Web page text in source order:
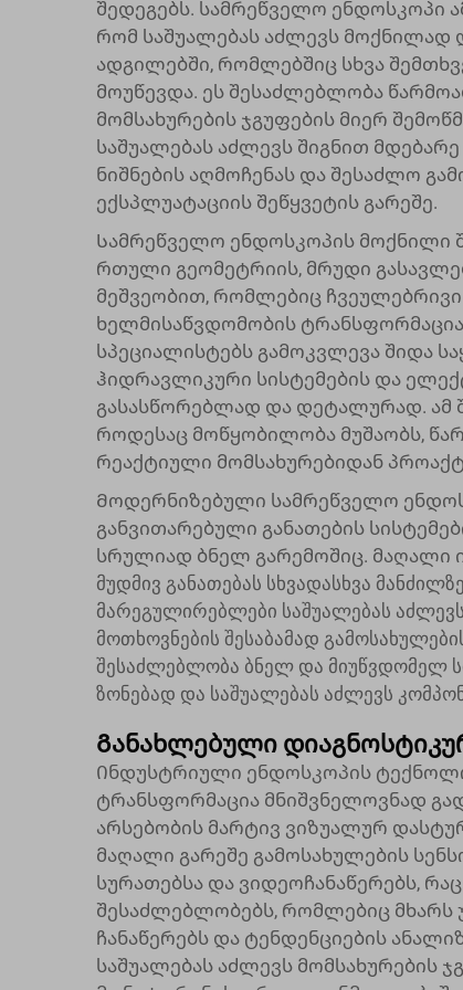
შედეგებს. სამრეწველო ენდოსკოპი
რომ საშუალებას აძლევს მოქნილად
ადგილებში, რომლებშიც სხვა
მოუწევდა. ეს შესაძლებლობა
მომსახურების ჯგუფების მიერ
საშუალებას აძლევს შიგნით
ნიშნების აღმოჩენას და შესაძლო
ექსპლუატაციის შეწყვეტის გარეშე.
Სამრეწველო ენდოსკოპის მოქნილი
რთული გეომეტრიის, მრუდი
მეშვეობით, რომლებიც
ხელმისაწვდომობის
სპეციალისტებს გამოკვლევა შიდა
ჰიდრავლიკური სისტემების და
გასასწორებლად და დეტალურად. ამ
როდესაც მოწყობილობა მუშაობს,
რეაქტიული მომსახურებიდან
Მოდერნიზებული სამრეწველო
განვითარებული განათების
სრულიად ბნელ გარემოშიც. მაღალი
მუდმივ განათებას სხვადასხვა
მარეგულირებლები საშუალებას
მოთხოვნების შესაბამად
შესაძლებლობა ბნელ და მიუწვდომელ
ზონებად და საშუალებას აძლევს
Განახლებული
Ინდუსტრიული ენდოსკოპის
ტრანსფორმაცია მნიშვნელოვნად
არსებობის მარტივ ვიზუალურ
მაღალი გარეშე გამოსახულების
სურათებსა და ვიდეოჩანაწერებს,
შესაძლებლობებს, რომლებიც
ჩანაწერებს და ტენდენციების
საშუალებას აძლევს მომსახურების